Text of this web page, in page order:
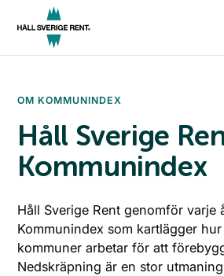
Till startsidan
Skola och förskola
Kommunindex
OM KOMMUNINDEX
Håll Sverige
Kommunindex
Håll Sverige Rent genomför varje
Kommunindex som kartlägger
kommuner arbetar för att
Nedskräpning är en stor